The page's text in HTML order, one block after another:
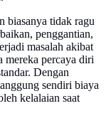
biasanya tidak ragu
penggantian,
masalah akibat
mereka percaya diri
Dengan
sendiri biaya
kelalaian saat